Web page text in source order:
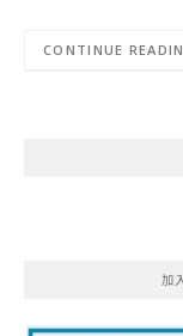
CONTINUE
加